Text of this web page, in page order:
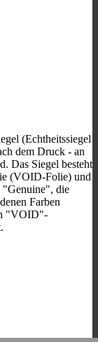
(Echtheitssiegel
dem Druck - an
Das Siegel besteht
(VOID-Folie) und
"Genuine", die
Farben
"VOID"-